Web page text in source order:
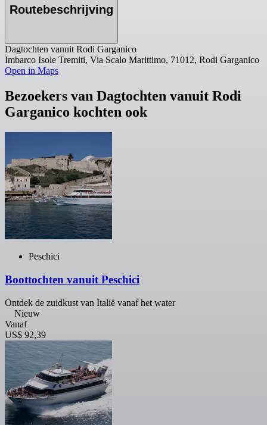
Routebeschrijving
Dagtochten vanuit Rodi Garganico
Imbarco Isole Tremiti, Via Scalo Marittimo, 71012, Rodi Garganico
Open in Maps
Bezoekers van Dagtochten vanuit Rodi
Garganico kochten ook
Peschici
Boottochten vanuit Peschici
Ontdek de zuidkust van Italië vanaf het water
Nieuw
Vanaf
US$ 92,39